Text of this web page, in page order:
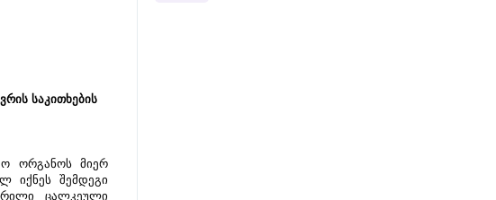
საკითხების
ორგანოს მიერ
იქნეს შემდეგი
ცალკეული